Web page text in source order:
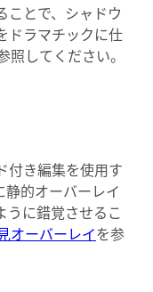
ことで、シャドウ
ドラマチックに仕
照してください。
付き編集を使用す
静的オーバーレイ
うに錯覚させるこ
オーバーレイを参